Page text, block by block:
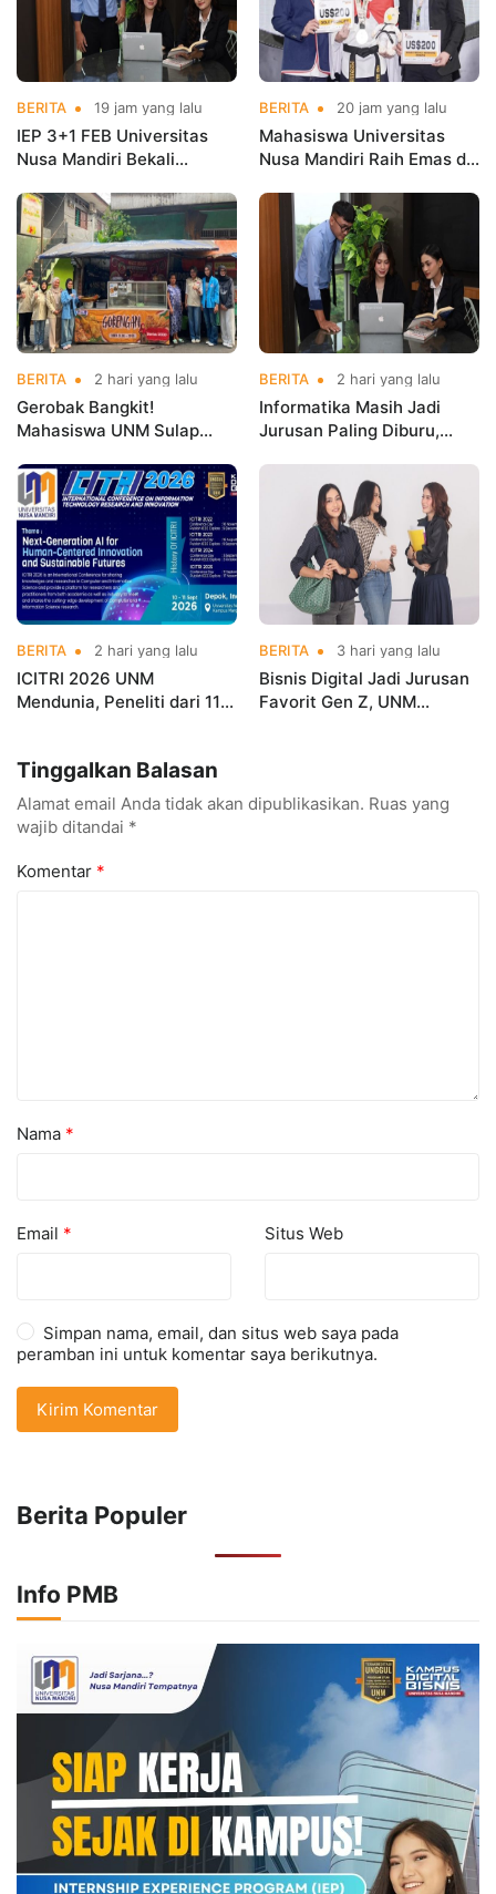
BERITA 19 jam yang lalu
IEP 3+1 FEB Universitas
Nusa Mandiri Bekali
Kerja Sebelum Lulus
BERITA 20 jam yang lalu
Mahasiswa Universitas
Nusa Mandiri Raih Emas di
Indonesia Open
Championships 2026
BERITA 2 hari yang lalu
Gerobak Bangkit!
Mahasiswa UNM Sulap
Menarik dan Laris
BERITA 2 hari yang lalu
Informatika Masih Jadi
Jurusan Paling Diburu,
hingga Cyber Security
BERITA 2 hari yang lalu
ICITRI 2026 UNM
Mendunia, Peneliti dari 11
BERITA 3 hari yang lalu
Bisnis Digital Jadi Jurusan
Favorit Gen Z, UNM
Tinggalkan Balasan
Alamat email Anda tidak akan dipublikasikan. Ruas yang
wajib ditandai *
Komentar *
Nama *
Email * Situs Web
Simpan nama, email, dan situs web saya pada
peramban ini untuk komentar saya berikutnya.
Berita Populer
Info PMB